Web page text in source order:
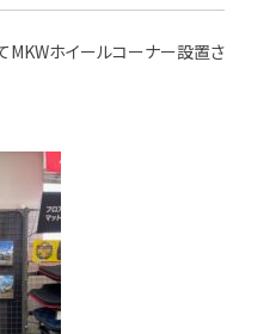
MKWホイールコーナー設置さ